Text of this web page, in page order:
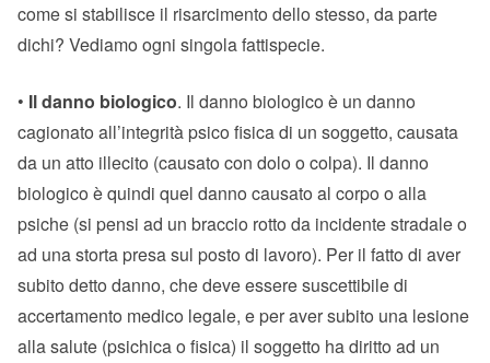
come si stabilisce il risarcimento dello stesso, da parte
dichi? Vediamo ogni singola fattispecie.
• Il danno biologico. Il danno biologico è un danno
cagionato all’integrità psico fisica di un soggetto, causata
da un atto illecito (causato con dolo o colpa). Il danno
biologico è quindi quel danno causato al corpo o alla
psiche (si pensi ad un braccio rotto da incidente stradale o
ad una storta presa sul posto di lavoro). Per il fatto di aver
subito detto danno, che deve essere suscettibile di
accertamento medico legale, e per aver subito una lesione
alla salute (psichica o fisica) il soggetto ha diritto ad un